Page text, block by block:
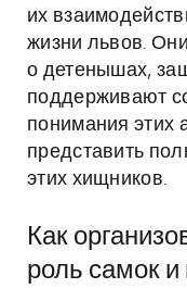
их
жизни львов.
о детенышах,
поддерживают
понимания этих
представить
этих хищников.
Как
роль самок